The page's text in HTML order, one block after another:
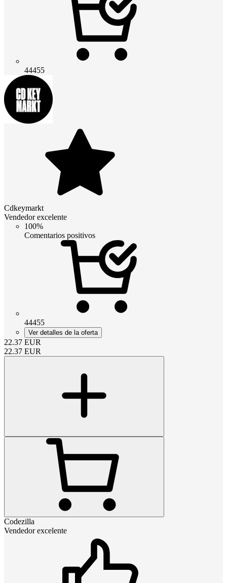
44455
Cdkeymarkt
Vendedor excelente
100%
Comentarios positivos
44455
Ver detalles de la oferta
22.37 EUR
22.37 EUR
Codezilla
Vendedor excelente